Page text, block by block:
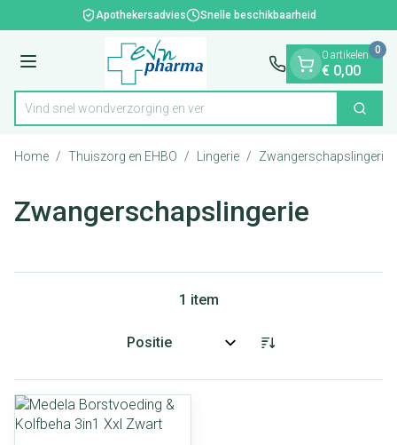
Ga naar de inhoudApothekersadvies Snelle beschikbaarheid
Menu
Product, merk, categorie...
Vind snel wondverzorging en Zoek
0 artikelen
€ 0,00
0
Home / Thuiszorg en EHBO / Lingerie / Zwangerschapslingerie
Zwangerschapslingerie
1 item
Sorteer op: